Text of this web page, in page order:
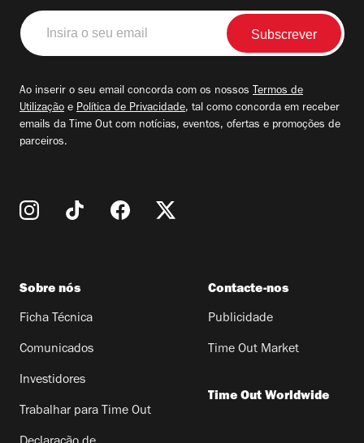
Insira
o
seu
Ao inserir o seu email concorda com os nossos Termos de
Utilização e Política de Privacidade, tal como concorda em receber
emails da Time Out com notícias, eventos, ofertas e promoções de
parceiros.
Sobre nós
Ficha Técnica
Comunicados
Investidores
Trabalhar para Time Out
Contacte-nos
Publicidade
Time Out Market
Time Out Worldwide